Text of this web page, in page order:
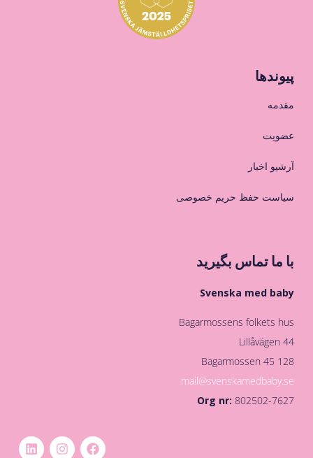
پیوندها
مقدمه
عضویت
آرشیو اخبار
سیاست حفظ حریم خصوصی
با ما تماس بگیرید
Svenska med baby
Bagarmossens folkets hus
Lillåvägen 44
128 45 Bagarmossen
mail@svenskamedbaby.se
Org nr:802502-7627